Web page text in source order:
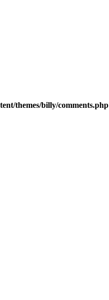
themes/billy/comments.php